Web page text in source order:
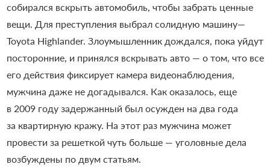
собирался вскрыть автомобиль, чтобы забрать ценные
вещи. Для преступления выбрал солидную машину—
Toyota Highlander. Злоумышленник дождался, пока уйдут
посторонние, и принялся вскрывать авто — о том, что все
его действия фиксирует камера видеонаблюдения,
мужчина даже не догадывался. Как оказалось, еще
в 2009 году задержанный был осужден на два года
за квартирную кражу. На этот раз мужчина может
провести за решеткой чуть больше — уголовные дела
возбуждены по двум статьям.